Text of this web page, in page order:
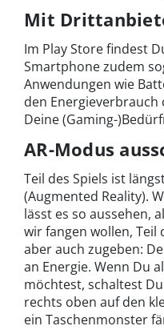
Mit
Im Play Store findest
Smartphone zudem
Anwendungen wie
den
Deine (Gaming-
AR-Modus
Teil des Spiels ist
(Augmented Reality).
lässt es so aussehen,
wir fangen wollen, Teil
aber auch zugeben:
an Energie. Wenn Du
möchtest, schaltest
rechts oben auf den
ein Taschenmonster